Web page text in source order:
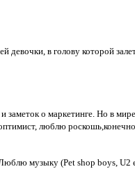
девочки, в голову которой
заметок о маркетинге. Но в
люблю
музыку (Pet shop boys,